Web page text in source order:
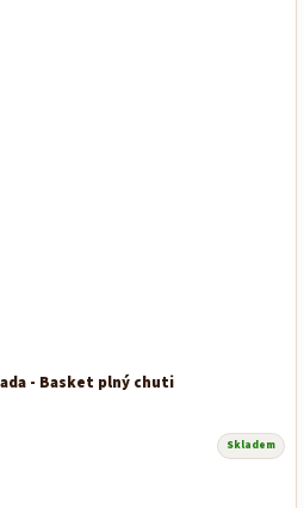
- Basket plný chuti
Skladem